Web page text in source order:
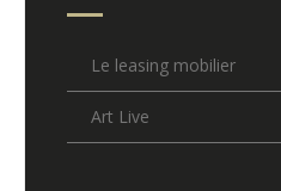
Le leasing mobilier
Art Live